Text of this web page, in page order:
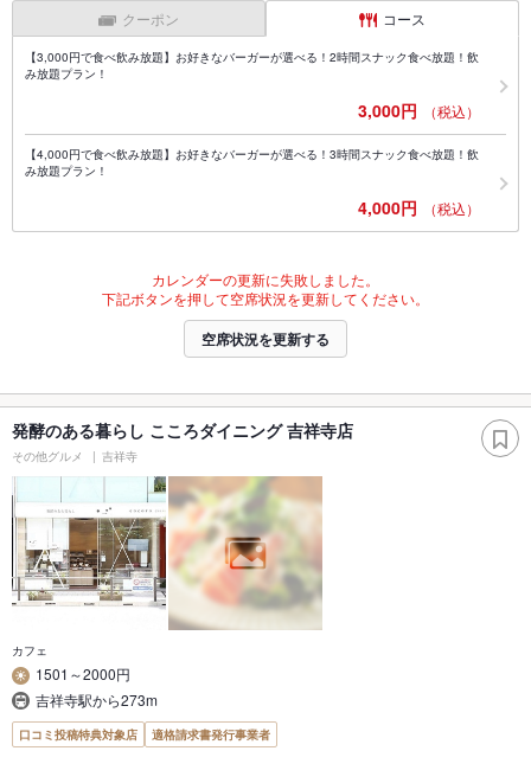
クーポン コース
【3,000円で食べ飲み放題】お好きなバーガーが選べる！2時間スナック食べ放題！飲
み放題プラン！
3,000円 （税込）
【4,000円で食べ飲み放題】お好きなバーガーが選べる！3時間スナック食べ放題！飲
み放題プラン！
4,000円 （税込）
カレンダーの更新に失敗しました。
下記ボタンを押して空席状況を更新してください。
空席状況を更新する
発酵のある暮らし こころダイニング 吉祥寺店
その他グルメ 吉祥寺
カフェ
1501～2000円
吉祥寺駅から273m
口コミ投稿特典対象店 適格請求書発行事業者